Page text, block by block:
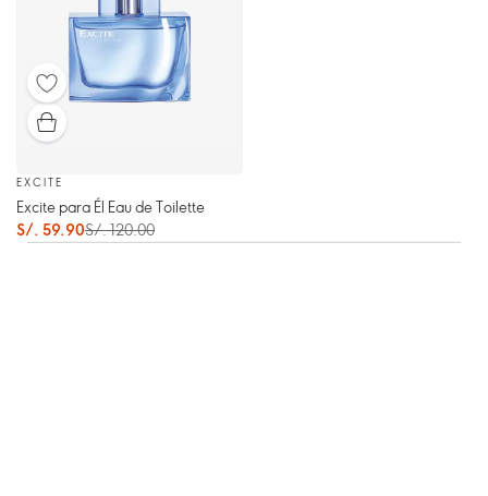
EXCITE
Excite para Él Eau de Toilette
S/. 59.90S/. 120.00